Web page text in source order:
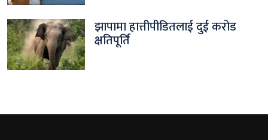
झापामा हात्तीपीडितलाई दुई करोड
क्षतिपूर्ति